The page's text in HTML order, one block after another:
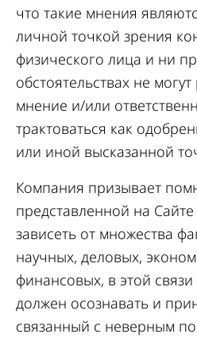
что такие мнения
личной точкой зрения
физического лица и ни
обстоятельствах не
мнение и/или
трактоваться как
или иной высказанной
Компания призывает
представленной на
зависеть от множества
научных, деловых,
финансовых, в этой
должен осознавать и
связанный с неверным